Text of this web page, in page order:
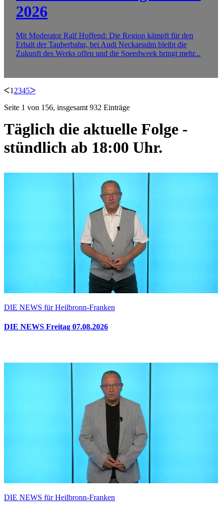
2026
Mit Moderator Ralf Hoffend: Die Region kämpft für den
Erhalt der Tauberbahn, bei Audi Neckarsulm bleibt die
Zukunft des Werks offen und die Speedweek bringt mehr...
ᐸ1 2345ᐳ
Seite 1 von 156, insgesamt 932 Einträge
Täglich die aktuelle Folge -
stündlich ab 18:00 Uhr.
DIE NEWS für Heilbronn-Franken
DIE NEWS Freitag 07.08.2026
DIE NEWS für Heilbronn-Franken